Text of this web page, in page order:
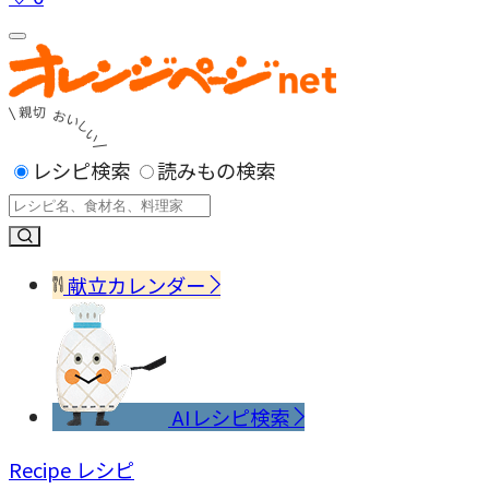
レシピ検索 読みもの検索
献立カレンダー
AIレシピ検索
Recipe レシピ